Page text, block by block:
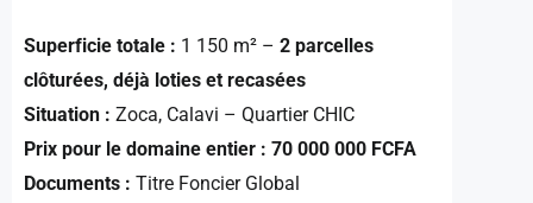
Superficie totale : 1 150 m² – 2 parcelles
clôturées, déjà loties et recasées
Situation : Zoca, Calavi – Quartier CHIC
Prix pour le domaine entier : 70 000 000 FCFA
Documents : Titre Foncier Global